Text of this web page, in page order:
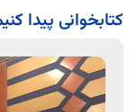
کتابخوانی پیدا